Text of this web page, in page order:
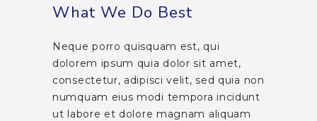
What We Do Best
Neque porro quisquam est, qui
dolorem ipsum quia dolor sit amet,
consectetur, adipisci velit, sed quia non
numquam eius modi tempora incidunt
ut labore et dolore magnam aliquam